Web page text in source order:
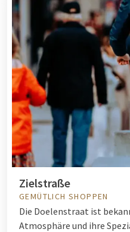
Zielstraße
GEMÜTLICH SHOPPEN
Die Doelenstraat ist
Atmosphäre und ihre